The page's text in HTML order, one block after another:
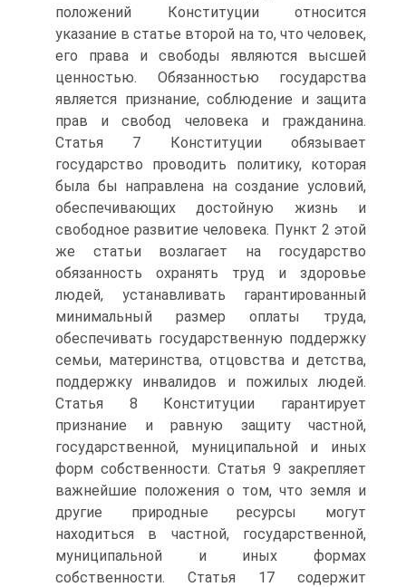
положений Конституции относится
указание в статье второй на то, что человек,
его права и свободы являются высшей
ценностью. Обязанностью государства
является признание, соблюдение и защита
прав и свобод человека и гражданина.
Статья 7 Конституции обязывает
государство проводить политику, которая
была бы направлена на создание условий,
обеспечивающих достойную жизнь и
свободное развитие человека. Пункт 2 этой
же статьи возлагает на государство
обязанность охранять труд и здоровье
людей, устанавливать гарантированный
минимальный размер оплаты труда,
обеспечивать государственную поддержку
семьи, материнства, отцовства и детства,
поддержку инвалидов и пожилых людей.
Статья 8 Конституции гарантирует
признание и равную защиту частной,
государственной, муниципальной и иных
форм собственности. Статья 9 закрепляет
важнейшие положения о том, что земля и
другие природные ресурсы могут
находиться в частной, государственной,
муниципальной и иных формах
собственности. Статья 17 содержит